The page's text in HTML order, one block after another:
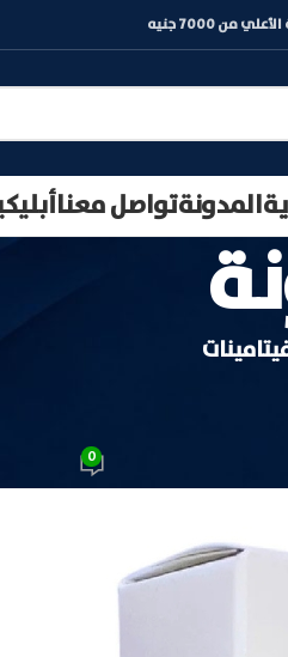
المدونةتواصل معنا
0